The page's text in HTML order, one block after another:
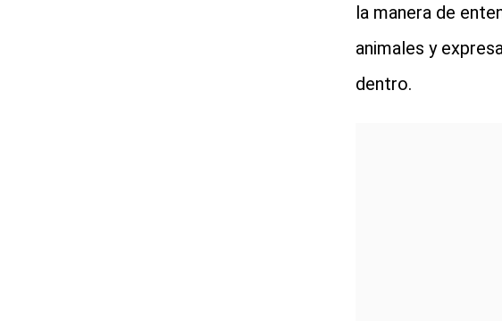
la manera de
animales y
dentro.